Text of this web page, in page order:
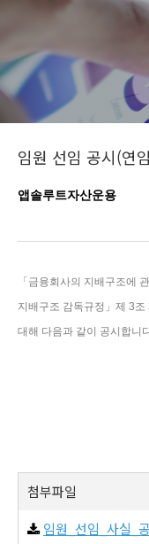
임원 선임 공시(연
앱솔루트자산운용
「금융회사의 지배구조에
지배구조 감독규정」제 3조
대해 다음과 같이 공시합니
첨부파일
임원_선임_사실_